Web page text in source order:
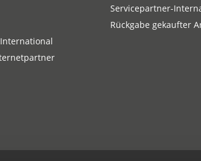
Servicepartner-
Rückgabe gekaufter